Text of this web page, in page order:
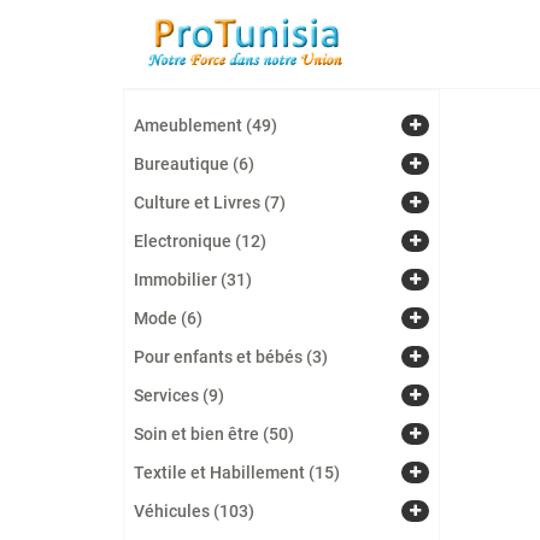
Ameublement (49)
Bureautique (6)
Culture et Livres (7)
Electronique (12)
Immobilier (31)
Mode (6)
Pour enfants et bébés (3)
Services (9)
Soin et bien être (50)
Textile et Habillement (15)
Véhicules (103)